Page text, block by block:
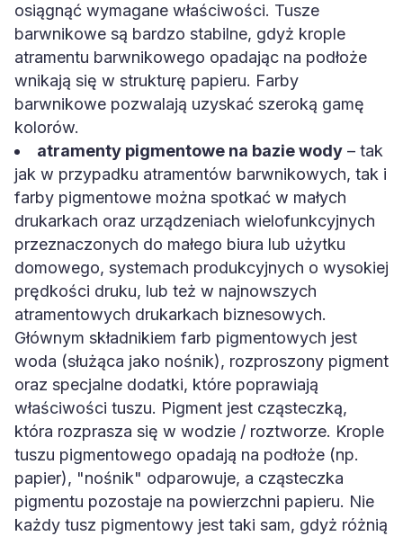
osiągnąć wymagane właściwości. Tusze
barwnikowe są bardzo stabilne, gdyż krople
atramentu barwnikowego opadając na podłoże
wnikają się w strukturę papieru. Farby
barwnikowe pozwalają uzyskać szeroką gamę
kolorów.
atramenty pigmentowe na bazie wody – tak
jak w przypadku atramentów barwnikowych, tak i
farby pigmentowe można spotkać w małych
drukarkach oraz urządzeniach wielofunkcyjnych
przeznaczonych do małego biura lub użytku
domowego, systemach produkcyjnych o wysokiej
prędkości druku, lub też w najnowszych
atramentowych drukarkach biznesowych.
Głównym składnikiem farb pigmentowych jest
woda (służąca jako nośnik), rozproszony pigment
oraz specjalne dodatki, które poprawiają
właściwości tuszu. Pigment jest cząsteczką,
która rozprasza się w wodzie / roztworze. Krople
tuszu pigmentowego opadają na podłoże (np.
papier), "nośnik" odparowuje, a cząsteczka
pigmentu pozostaje na powierzchni papieru. Nie
każdy tusz pigmentowy jest taki sam, gdyż różnią